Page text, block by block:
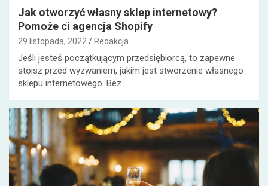
Jak otworzyć własny sklep internetowy?
Pomoże ci agencja Shopify
29 listopada, 2022 Redakcja
Jeśli jesteś początkującym przedsiębiorcą, to zapewne
stoisz przed wyzwaniem, jakim jest stworzenie własnego
sklepu internetowego. Bez…